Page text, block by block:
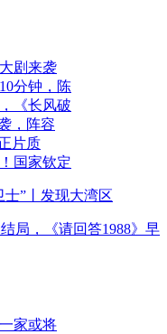
剧来袭
分钟，陈
《长风破
，阵容
片质
国家钦定
士”丨发现大湾区
局，《请回答1988》早
家或将